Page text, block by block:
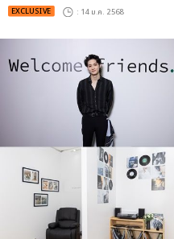
EXCLUSIVE : 14 ม.ค. 2568